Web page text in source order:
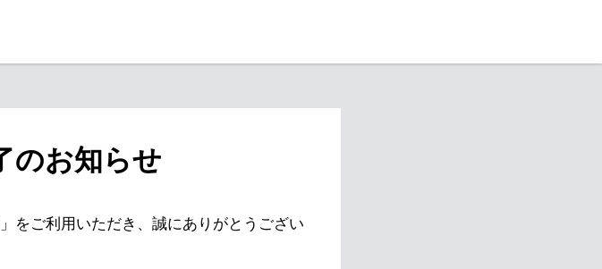
のお知らせ
をご利用いただき、誠にありがとうござい